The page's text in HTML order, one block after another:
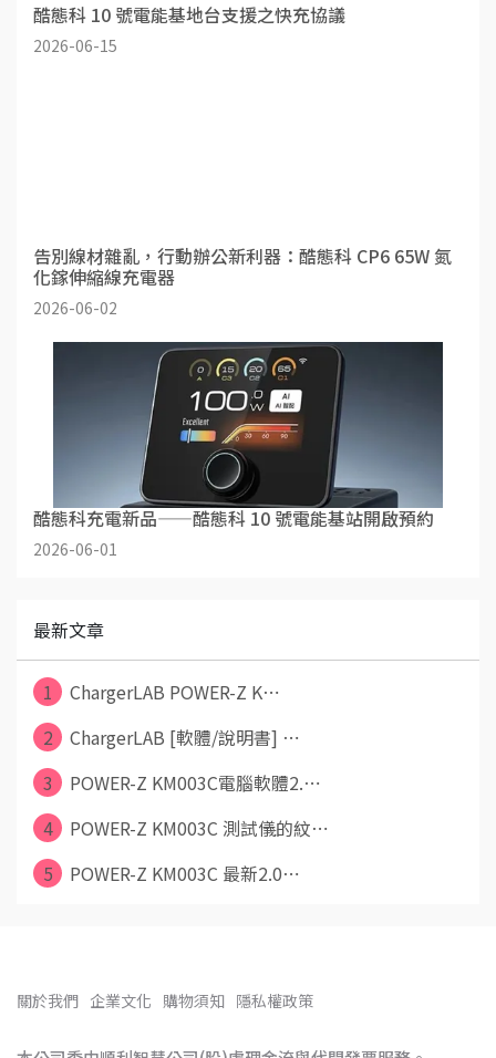
酷態科 10 號電能基地台支援之快充協議
2026-06-15
告別線材雜亂，行動辦公新利器：酷態科 CP6 65W 氮
化鎵伸縮線充電器
2026-06-02
酷態科充電新品——酷態科 10 號電能基站開啟預約
2026-06-01
最新文章
1
ChargerLAB POWER-Z K⋯
2
ChargerLAB [軟體/說明書] ⋯
3
POWER-Z KM003C電腦軟體2.⋯
4
POWER-Z KM003C 測試儀的紋⋯
5
POWER-Z KM003C 最新2.0⋯
關於我們 企業文化 購物須知 隱私權政策